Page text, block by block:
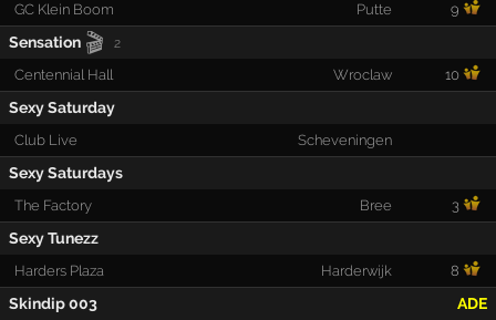
GC Klein Boom Putte 9
Sensation 🎬 2
Centennial Hall Wroclaw 10
Sexy Saturday
Club Live Scheveningen
Sexy Saturdays
The Factory Bree 3
Sexy Tunezz
Harders Plaza Harderwijk 8
Skindip 003 ADE